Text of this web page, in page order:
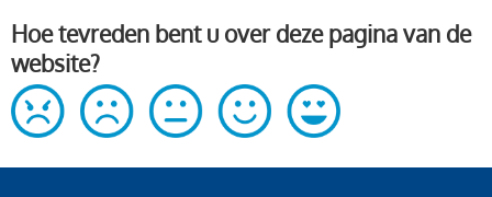
Hoe tevreden bent u over deze pagina van de
website?